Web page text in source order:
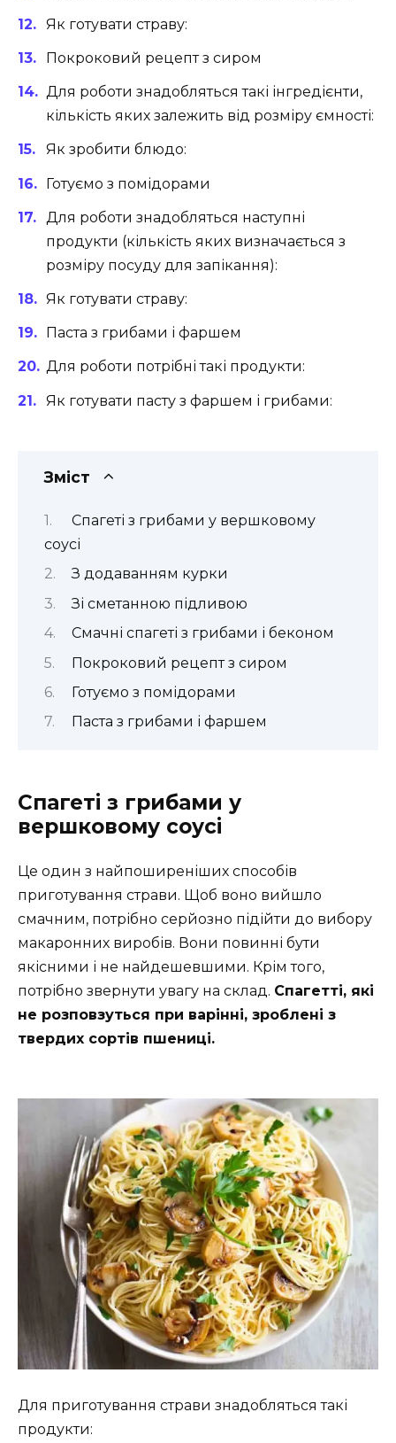
Як готувати страву:
Покроковий рецепт з сиром
Для роботи знадобляться такі інгредієнти,
кількість яких залежить від розміру ємності:
Як зробити блюдо:
Готуємо з помідорами
Для роботи знадобляться наступні
продукти (кількість яких визначається з
розміру посуду для запікання):
Як готувати страву:
Паста з грибами і фаршем
Для роботи потрібні такі продукти:
Як готувати пасту з фаршем і грибами:
Зміст
Спагеті з грибами у вершковому
соусі
З додаванням курки
Зі сметанною підливою
Смачні спагеті з грибами і беконом
Покроковий рецепт з сиром
Готуємо з помідорами
Паста з грибами і фаршем
Спагеті з грибами у
вершковому соусі
Це один з найпоширеніших способів
приготування страви. Щоб воно вийшло
смачним, потрібно серйозно підійти до вибору
макаронних виробів. Вони повинні бути
якісними і не найдешевшими. Крім того,
потрібно звернути увагу на склад. Спагетті, які
не розповзуться при варінні, зроблені з
твердих сортів пшениці.
Для приготування страви знадобляться такі
продукти: